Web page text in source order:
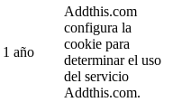
1 año
Addthis.com
configura la
cookie para
determinar el uso
del servicio
Addthis.com.